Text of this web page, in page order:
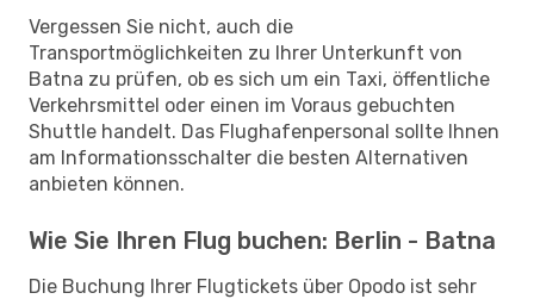
Vergessen Sie nicht, auch die
Transportmöglichkeiten zu Ihrer Unterkunft von
Batna zu prüfen, ob es sich um ein Taxi, öffentliche
Verkehrsmittel oder einen im Voraus gebuchten
Shuttle handelt. Das Flughafenpersonal sollte Ihnen
am Informationsschalter die besten Alternativen
anbieten können.
Wie Sie Ihren Flug buchen: Berlin - Batna
Die Buchung Ihrer Flugtickets über Opodo ist sehr